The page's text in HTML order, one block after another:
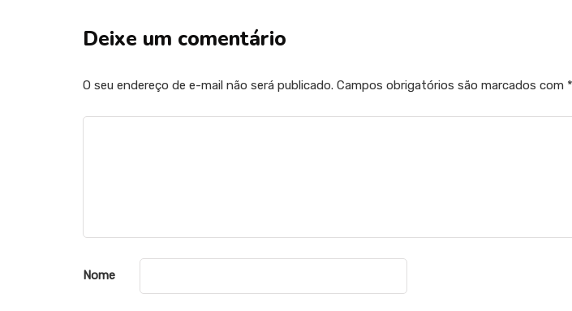
Deixe um comentário
O seu endereço de e-mail não será publicado. Campos obrigatórios são marcados com *
Nome